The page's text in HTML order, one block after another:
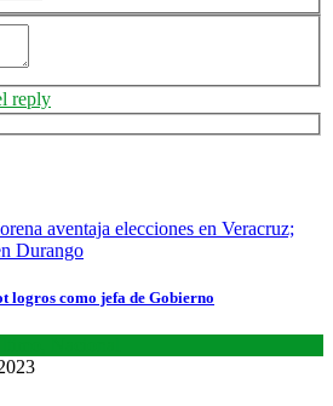
reply
logros como jefa de Gobierno